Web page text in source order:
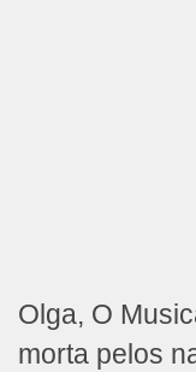
Olga, O
morta pelos